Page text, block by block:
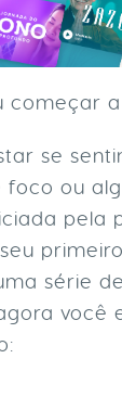
começar
se
foco ou
pela
série
você